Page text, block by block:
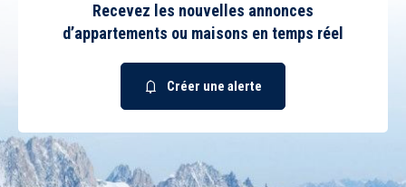
Recevez les nouvelles annonces
d’appartements ou maisons en temps réel
Créer une alerte